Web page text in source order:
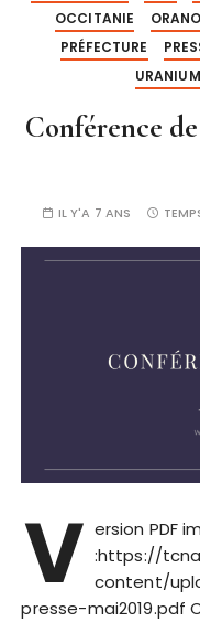
OCCITANIE
ORANO
PRÉFECTURE
URANIUM
Conférence
IL Y'A 7 ANS
V ersion PDF
:https://
content/
presse-mai2019.pdf